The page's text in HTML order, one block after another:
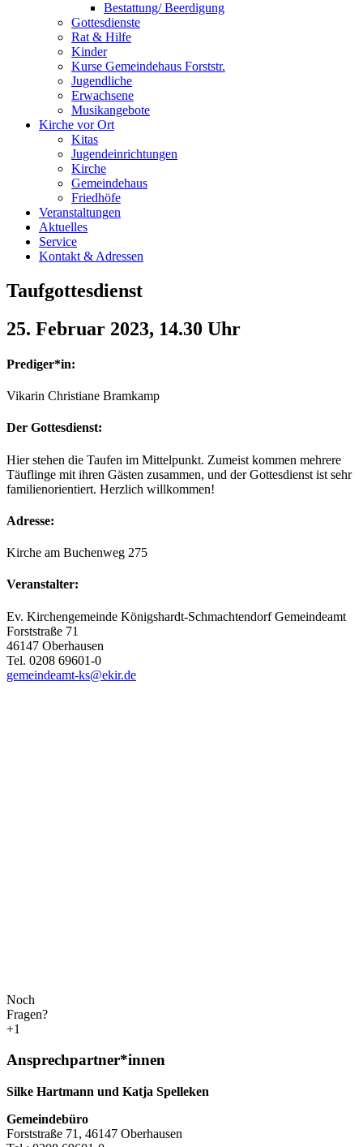
Bestattung/ Beerdigung
Gottesdienste
Rat & Hilfe
Kinder
Kurse Gemeindehaus Forststr.
Jugendliche
Erwachsene
Musikangebote
Kirche vor Ort
Kitas
Jugendeinrichtungen
Kirche
Gemeindehaus
Friedhöfe
Veranstaltungen
Aktuelles
Service
Kontakt & Adressen
Taufgottesdienst
25. Februar 2023, 14.30 Uhr
Prediger*in:
Vikarin Christiane Bramkamp
Der Gottesdienst:
Hier stehen die Taufen im Mittelpunkt. Zumeist kommen mehrere
Täuflinge mit ihren Gästen zusammen, und der Gottesdienst ist sehr
familienorientiert. Herzlich willkommen!
Adresse:
Kirche am Buchenweg 275
Veranstalter:
Ev. Kirchengemeinde Königshardt-Schmachtendorf Gemeindeamt
Forststraße 71
46147 Oberhausen
Tel. 0208 69601-0
gemeindeamt-ks@ekir.de
Noch
Fragen?
+1
Ansprechpartner*innen
Silke Hartmann und Katja Spelleken
Gemeindebüro
Forststraße 71, 46147 Oberhausen